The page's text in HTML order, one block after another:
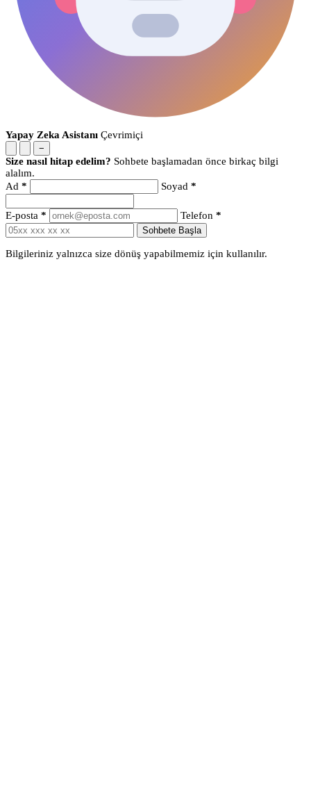
Yapay Zeka Asistanı Çevrimiçi
−
Size nasıl hitap edelim? Sohbete başlamadan önce birkaç bilgi
alalım.
Ad * Soyad *
E-posta * Telefon *
Sohbete Başla
Bilgileriniz yalnızca size dönüş yapabilmemiz için kullanılır.